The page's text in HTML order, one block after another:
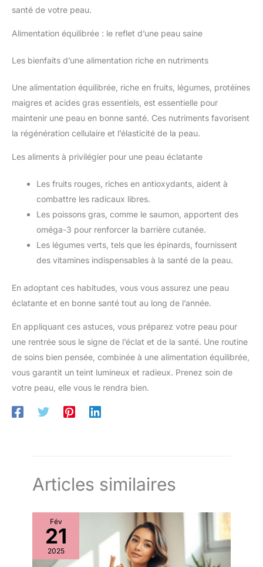
santé de votre peau.
Alimentation équilibrée : le reflet d’une peau saine
Les bienfaits d’une alimentation riche en nutriments
Une alimentation équilibrée, riche en fruits, légumes, protéines
maigres et acides gras essentiels, est essentielle pour
maintenir une peau en bonne santé. Ces nutriments favorisent
la régénération cellulaire et l’élasticité de la peau.
Les aliments à privilégier pour une peau éclatante
Les fruits rouges, riches en antioxydants, aident à
combattre les radicaux libres.
Les poissons gras, comme le saumon, apportent des
oméga-3 pour renforcer la barrière cutanée.
Les légumes verts, tels que les épinards, fournissent
des vitamines indispensables à la santé de la peau.
En adoptant ces habitudes, vous vous assurez une peau
éclatante et en bonne santé tout au long de l’année.
En appliquant ces astuces, vous préparez votre peau pour
une rentrée sous le signe de l’éclat et de la santé. Une routine
de soins bien pensée, combinée à une alimentation équilibrée,
vous garantit un teint lumineux et radieux. Prenez soin de
votre peau, elle vous le rendra bien.
Articles similaires
Fév
21
2025